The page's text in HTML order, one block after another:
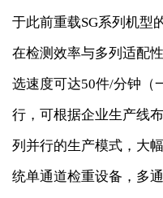
于此前重载SG系列机型
在检测效率与多列适配
选速度可达50件/分钟（
行，可根据企业生产线
列并行的生产模式，大
统单通道检重设备，多